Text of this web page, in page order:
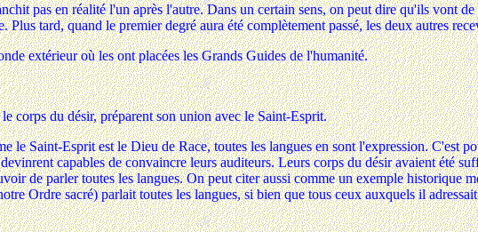
pas en réalité l'un après l'autre. Dans un certain sens, on peut dire qu'ils vont
tard, quand le premier degré aura été complètement passé, les deux autres
extérieur où les ont placées les Grands Guides de l'humanité.
corps du désir, préparent son union avec le Saint-Esprit.
le Saint-Esprit est le Dieu de Race, toutes les langues en sont l'expression. C'est
capables de convaincre leurs auditeurs. Leurs corps du désir avaient été
de parler toutes les langues. On peut citer aussi comme un exemple historique
Ordre sacré) parlait toutes les langues, si bien que tous ceux auxquels il